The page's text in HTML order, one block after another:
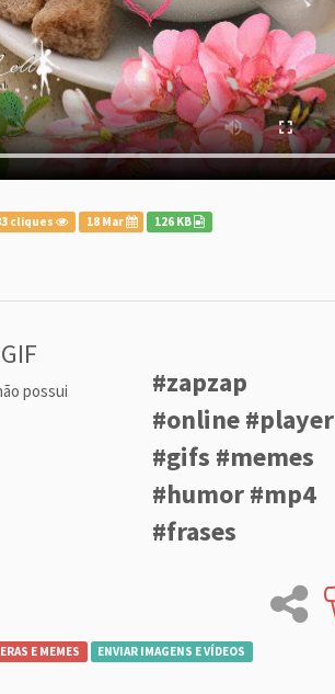
cliques 18 Mar 126 KB
possui
#zapzap
#online #player
#gifs #memes
#humor #mp4
#frases
E MEMES ENVIAR IMAGENS E VÍDEOS